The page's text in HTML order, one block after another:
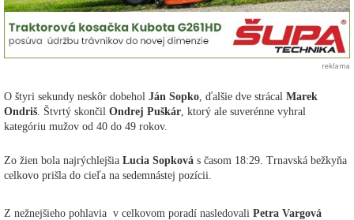
reklama
O štyri sekundy neskôr dobehol Ján Sopko , ďalšie dve strácal Marek
Ondriš . Štvrtý skončil Ondrej Puškár , ktorý ale suverénne vyhral
kategóriu mužov od 40 do 49 rokov.
Zo žien bola najrýchlejšia Lucia Sopková s časom 18:29. Trnavská bežkyňa
celkovo prišla do cieľa na sedemnástej pozícii.
Z nežnejšieho pohlavia v celkovom poradí nasledovali Petra Vargová